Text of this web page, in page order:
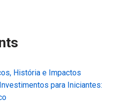
História e Impactos
para Iniciantes: